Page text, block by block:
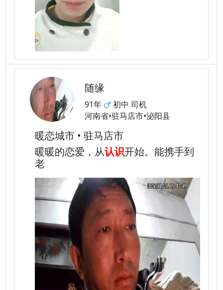
随缘
91年
初中 司机
河南省•驻马店市•泌阳县
暖恋城市 • 驻马店市
暖暖的恋爱，从认识开始。能携手到
老